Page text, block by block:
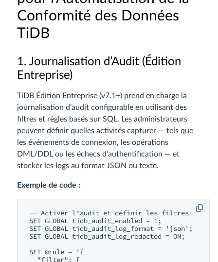
Conformité des Données
TiDB
1. Journalisation d’Audit (Édition
Entreprise)
TiDB Édition Entreprise (v7.1+) prend en charge la
journalisation d’audit configurable en utilisant des
filtres et règles basés sur SQL. Les administrateurs
peuvent définir quelles activités capturer — tels que
les événements de connexion, les opérations
DML/DDL ou les échecs d’authentification — et
stocker les logs au format JSON ou texte.
Exemple de code :
-- Activer l’audit et définir les filtres
SET GLOBAL tidb_audit_enabled = 1;
SET GLOBAL tidb_audit_log_format = 'json';
SET GLOBAL tidb_audit_log_redacted = ON;
SET @rule = '{
  "filter": [